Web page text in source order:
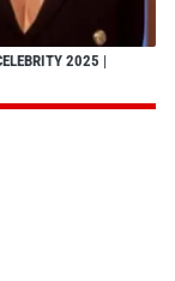
2025 |